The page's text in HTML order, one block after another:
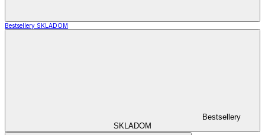
Bestsellery SKLADOM
Bestsellery
SKLADOM